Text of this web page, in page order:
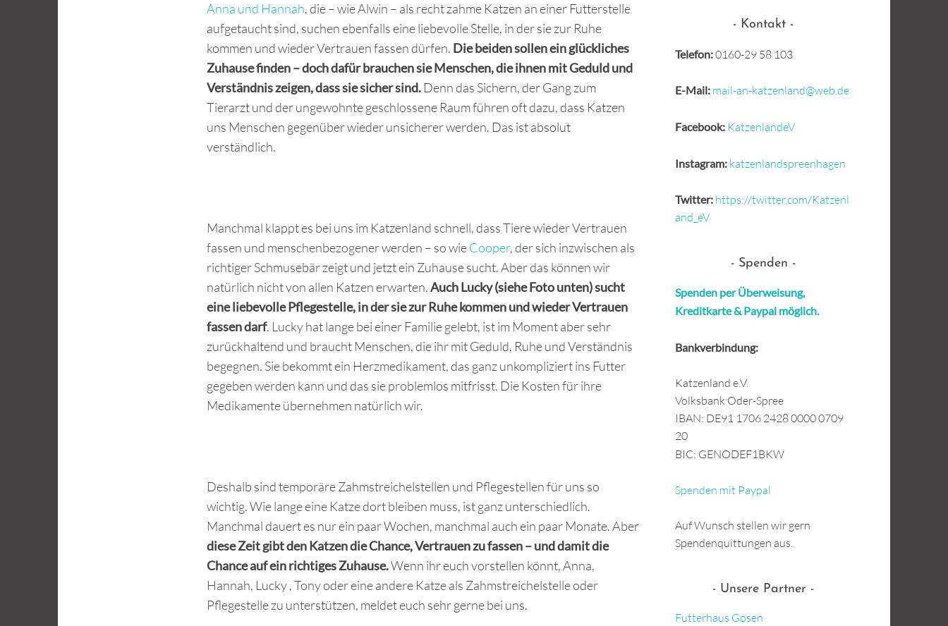
Anna und Hannah, die – wie Alwin – als recht zahme Katzen an einer Futterstelle
aufgetaucht sind, suchen ebenfalls eine liebevolle Stelle, in der sie zur Ruhe
kommen und wieder Vertrauen fassen dürfen. Die beiden sollen ein glückliches
Zuhause finden – doch dafür brauchen sie Menschen, die ihnen mit Geduld und
Verständnis zeigen, dass sie sicher sind. Denn das Sichern, der Gang zum
Tierarzt und der ungewohnte geschlossene Raum führen oft dazu, dass Katzen
uns Menschen gegenüber wieder unsicherer werden. Das ist absolut
verständlich.
Manchmal klappt es bei uns im Katzenland schnell, dass Tiere wieder Vertrauen
fassen und menschenbezogener werden – so wieCooper, der sich inzwischen als
richtiger Schmusebär zeigt und jetzt ein Zuhause sucht. Aber das können wir
natürlich nicht von allen Katzen erwarten.Auch Lucky (siehe Foto unten) sucht
eine liebevolle Pflegestelle, in der sie zur Ruhe kommen und wieder Vertrauen
fassen darf. Lucky hat lange bei einer Familie gelebt, ist im Moment aber sehr
zurückhaltend und braucht Menschen, die ihr mit Geduld, Ruhe und Verständnis
begegnen. Sie bekommt ein Herzmedikament, das ganz unkompliziert ins Futter
gegeben werden kann und das sie problemlos mitfrisst. Die Kosten für ihre
Medikamente übernehmen natürlich wir.
Deshalb sind temporäre Zahmstreichelstellen und Pflegestellen für uns so
wichtig. Wie lange eine Katze dort bleiben muss, ist ganz unterschiedlich.
Manchmal dauert es nur ein paar Wochen, manchmal auch ein paar Monate. Aber
diese Zeit gibt den Katzen die Chance, Vertrauen zu fassen – und damit die
Chance auf ein richtiges Zuhause.Wenn ihr euch vorstellen könnt, Anna,
Hannah, Lucky , Tony oder eine andere Katze als Zahmstreichelstelle oder
Pflegestelle zu unterstützen, meldet euch sehr gerne bei uns.
Kontakt
Telefon:0160-29 58 103
E-Mail: mail-an-katzenland@web.de
Facebook: KatzenlandeV
Instagram: katzenlandspreenhagen
Twitter: https://twitter.com/Katzenl
and_eV
Spenden
Spenden per Überweisung,
Kreditkarte & Paypal möglich.
Bankverbindung:
Katzenland e.V.
Volksbank Oder-Spree
IBAN: DE91 1706 2428 0000 0709
20
BIC: GENODEF1BKW
Spenden mit Paypal
Auf Wunsch stellen wir gern
Spendenquittungen aus.
Unsere Partner
Futterhaus Gosen